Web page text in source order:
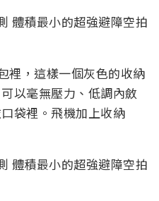
裡，這樣一個灰色的收納
以毫無壓力、低調內斂
袋裡。飛機加上收納